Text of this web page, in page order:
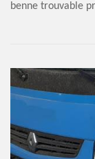
benne trouvable